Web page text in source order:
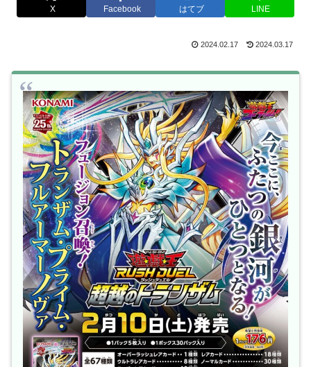
X Facebook はてブ LINE
2024.02.17 2024.03.17